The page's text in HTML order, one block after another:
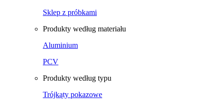
Sklep z próbkami
Produkty według materiału
Aluminium
PCV
Produkty według typu
Trójkąty pokazowe